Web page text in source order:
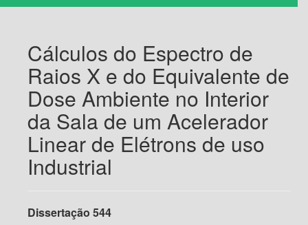
Cálculos do Espectro de
Raios X e do Equivalente de
Dose Ambiente no Interior
da Sala de um Acelerador
Linear de Elétrons de uso
Industrial
Dissertação 544